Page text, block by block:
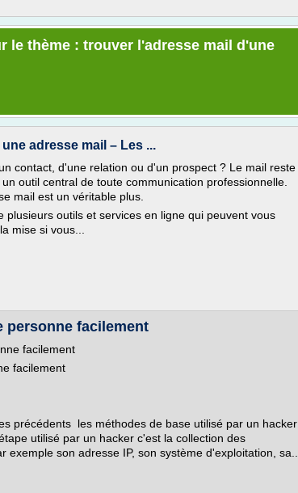
le thème : trouver l'adresse mail d'une
adresse mail – Les ...
contact, d'une relation ou d'un prospect ? Le mail reste
outil central de toute communication professionnelle.
mail est un véritable plus.
plusieurs outils et services en ligne qui peuvent vous
mise si vous...
personne facilement
facilement
facilement
précédents les méthodes de base utilisé par un hacker ,
utilisé par un hacker c'est la collection des
exemple son adresse IP, son système d'exploitation, sa...